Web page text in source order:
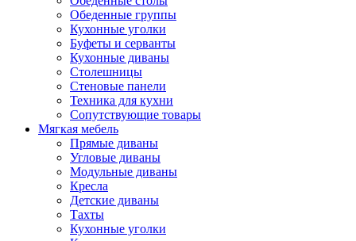
Обеденные группы
Кухонные уголки
Буфеты и серванты
Кухонные диваны
Столешницы
Стеновые панели
Техника для кухни
Сопутствующие товары
Мягкая мебель
Прямые диваны
Угловые диваны
Модульные диваны
Кресла
Детские диваны
Тахты
Кухонные уголки